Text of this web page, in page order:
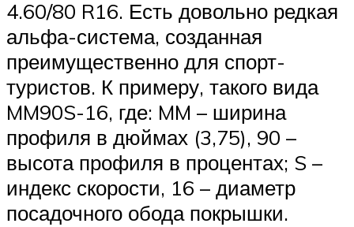
4.60/80 R16. Есть довольно редкая
альфа-система, созданная
преимущественно для спорт-
туристов. К примеру, такого вида
MM90S-16, где: MM – ширина
профиля в дюймах (3,75), 90 –
высота профиля в процентах; S –
индекс скорости, 16 – диаметр
посадочного обода покрышки.